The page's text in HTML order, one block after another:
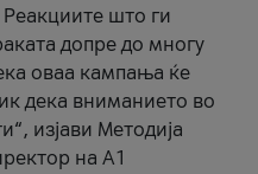
што ги
допре до многу
оваа кампања ќе
дека вниманието во
изјави Методија
на А1